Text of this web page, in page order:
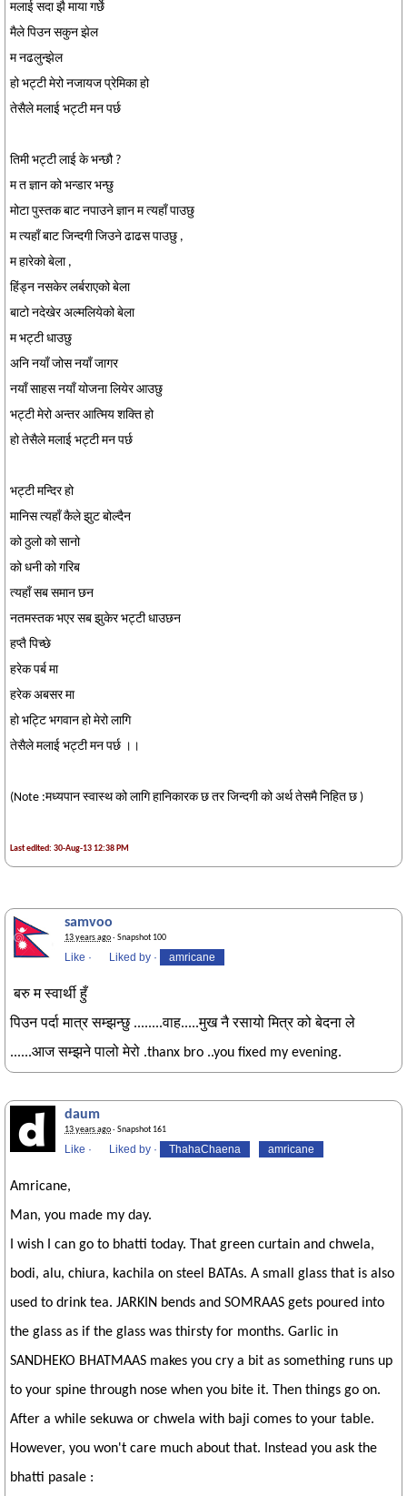
मलाई सदा झै माया गर्छे
मैले पिउन सकुन झेल
म नढलुन्झेल
हो भट्टी मेरो नजायज प्रेमिका हो
तेसैले मलाई भट्टी मन पर्छ
तिमी भट्टी लाई के भन्छौ ?
म त ज्ञान को भन्डार भन्छु
मोटा पुस्तक बाट नपाउने ज्ञान म त्यहाँ पाउछु
म त्यहाँ बाट जिन्दगी जिउने ढाढस पाउछु ,
म हारेको बेला ,
हिंड्न नसकेर लर्बराएको बेला
बाटो नदेखेर अल्मलियेको बेला
म भट्टी धाउछु
अनि नयाँ जोस नयाँ जागर
नयाँ साहस नयाँ योजना लियेर आउछु
भट्टी मेरो अन्तर आत्मिय शक्ति हो
हो तेसैले मलाई भट्टी मन पर्छ
भट्टी मन्दिर हो
मानिस त्यहाँ कैले झुट बोल्दैन
को ठुलो को सानो
को धनी को गरिब
त्यहाँ सब समान छन
नतमस्तक भएर सब झुकेर भट्टी धाउछन
हप्तै पिच्छे
हरेक पर्ब मा
हरेक अबसर मा
हो भट्टि भगवान हो मेरो लागि
तेसैले मलाई भट्टी मन पर्छ ।।
(Note :मध्यपान स्वास्थ को लागि हानिकारक छ तर जिन्दगी को अर्थ तेसमै निहित छ )
Last edited: 30-Aug-13 12:38 PM
samvoo
13 years ago· Snapshot 100
Like · Liked by · amricane
बरु म स्वार्थी हुँ
पिउन पर्दा मात्र सम्झन्छु ........वाह.....मुख नै रसायो मित्र को बेदना ले
......आज सम्झने पालो मेरो .thanx bro ..you fixed my evening.
daum
13 years ago· Snapshot 161
Like · Liked by · ThahaChaena amricane
Amricane,
Man, you made my day.
I wish I can go to bhatti today. That green curtain and chwela,
bodi, alu, chiura, kachila on steel BATAs. A small glass that is also
used to drink tea. JARKIN bends and SOMRAAS gets poured into
the glass as if the glass was thirsty for months. Garlic in
SANDHEKO BHATMAAS makes you cry a bit as something runs up
to your spine through nose when you bite it. Then things go on.
After a while sekuwa or chwela with baji comes to your table.
However, you won't care much about that. Instead you ask the
bhatti pasale :